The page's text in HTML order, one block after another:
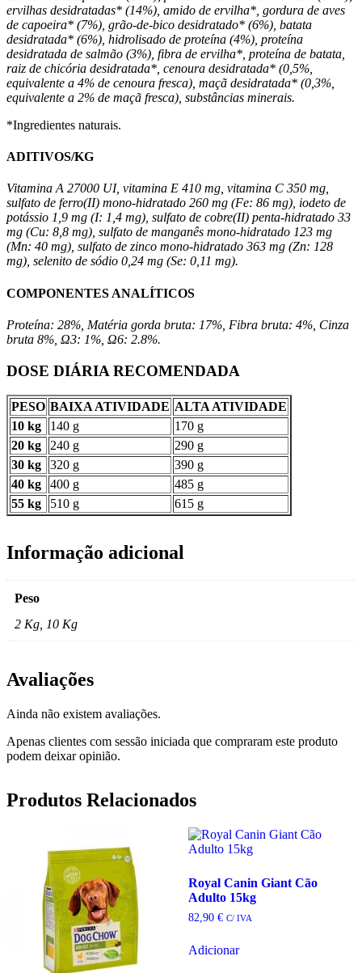
ervilhas desidratadas* (14%), amido de ervilha*, gordura de aves
de capoeira* (7%), grão-de-bico desidratado* (6%), batata
desidratada* (6%), hidrolisado de proteína (4%), proteína
desidratada de salmão (3%), fibra de ervilha*, proteína de batata,
raiz de chicória desidratada*, cenoura desidratada* (0,5%,
equivalente a 4% de cenoura fresca), maçã desidratada* (0,3%,
equivalente a 2% de maçã fresca), substâncias minerais.
*Ingredientes naturais.
ADITIVOS/KG
Vitamina A 27000 UI, vitamina E 410 mg, vitamina C 350 mg,
sulfato de ferro(II) mono-hidratado 260 mg (Fe: 86 mg), iodeto de
potássio 1,9 mg (I: 1,4 mg), sulfato de cobre(II) penta-hidratado 33
mg (Cu: 8,8 mg), sulfato de manganês mono-hidratado 123 mg
(Mn: 40 mg), sulfato de zinco mono-hidratado 363 mg (Zn: 128
mg), selenito de sódio 0,24 mg (Se: 0,11 mg).
COMPONENTES ANALÍTICOS
Proteína: 28%, Matéria gorda bruta: 17%, Fibra bruta: 4%, Cinza
bruta 8%, Ω3: 1%, Ω6: 2.8%.
DOSE DIÁRIA RECOMENDADA
PESO BAIXA ATIVIDADE ALTA ATIVIDADE
10 kg
140 g
170 g
20 kg
240 g
290 g
30 kg
320 g
390 g
40 kg
400 g
485 g
55 kg
510 g 615 g
Informação adicional
Peso
2 Kg, 10 Kg
Avaliações
Ainda não existem avaliações.
Apenas clientes com sessão iniciada que compraram este produto
podem deixar opinião.
Produtos Relacionados
Royal Canin Giant Cão
Adulto 15kg
82,90 € C/ IVA
Adicionar